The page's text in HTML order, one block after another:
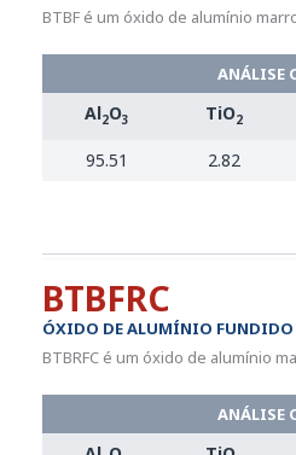
BTBF é um óxido de alumínio
ANÁLISE
Al2O3 TiO2
95.51
2.82
BTBFRC
ÓXIDO DE ALUMÍNIO FUNDIDO
BTBRFC é um óxido de alumínio
ANÁLISE